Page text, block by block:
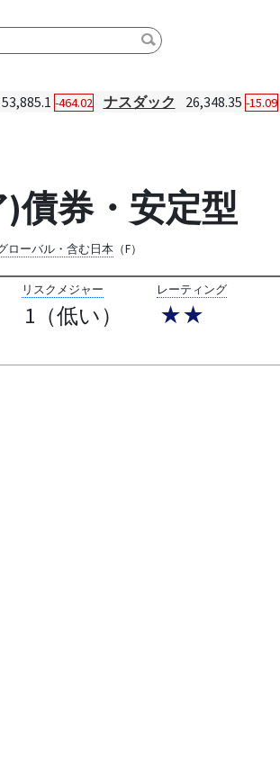
53,885.1 -464.02 ナスダック 26,348.35 -15.09
債券・安定型
ローバル・含む日本（F）
リスクメジャー
1（低い）
レーティング
★★